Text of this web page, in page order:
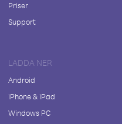
Priser
Support
LADDA NER
Android
iPhone & iPad
Windows PC